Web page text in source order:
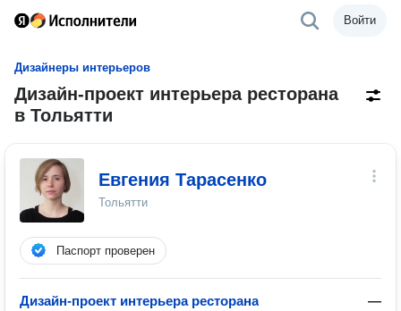
Войти
Дизайнеры интерьеров
Дизайн-проект интерьера ресторана
в Тольятти
Евгения Тарасенко
Тольятти
Паспорт проверен
Дизайн-проект интерьера ресторана —